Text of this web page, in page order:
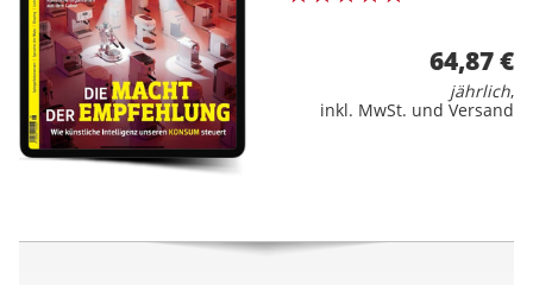
64,87 €
jährlich,
inkl. MwSt. und Versand